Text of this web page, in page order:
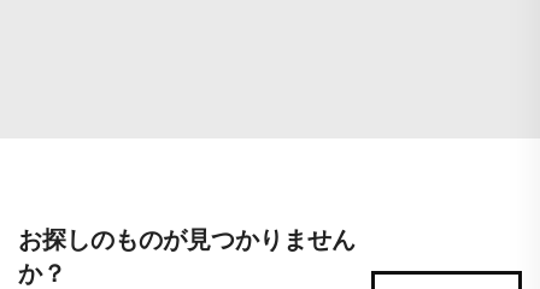
お探しのものが見つかりません
か？